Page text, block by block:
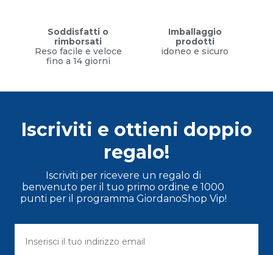
Soddisfatti o
rimborsati
Reso facile e veloce
fino a 14 giorni
Imballaggio
prodotti
idoneo e sicuro
Iscriviti e ottieni doppio
regalo!
Iscriviti per ricevere un regalo di
benvenuto per il tuo primo ordine e 1000
punti per il programma GiordanoShop Vip!